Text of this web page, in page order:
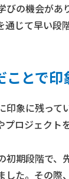
びの機会が
通じて早い
とで
印象に残っ
ロジェクト
初期段階で
した。その